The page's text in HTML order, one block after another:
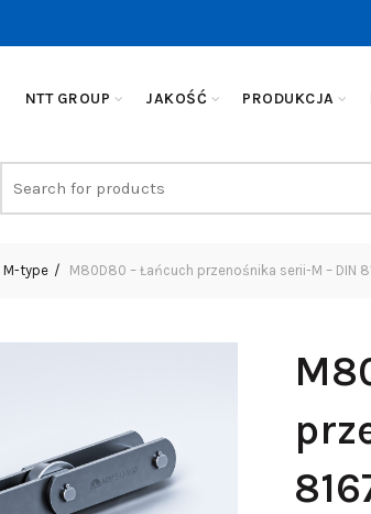
NTT GROUP JAKOŚĆ PRODUKCJA
for:
M-type M80D80 – Łańcuch przenośnika serii-M – DIN